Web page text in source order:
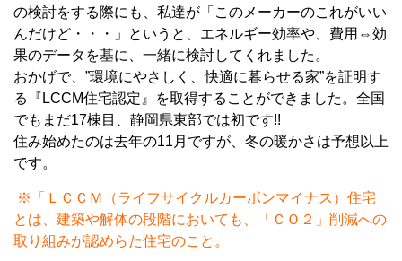
の検討をする際にも、私達が「このメーカーのこれがいい
んだけど・・・」というと、エネルギー効率や、費用⇔効
果のデータを基に、一緒に検討してくれました。
おかげで、”環境にやさしく、快適に暮らせる家”を証明す
る『LCCM住宅認定』を取得することができました。全国
でもまだ17棟目、静岡県東部では初です!!
住み始めたのは去年の11月ですが、冬の暖かさは予想以上
です。
※「ＬＣＣＭ（ライフサイクルカーボンマイナス）住宅
とは、建築や解体の段階においても、「ＣＯ２」削減への
取り組みが認めらた住宅のこと。